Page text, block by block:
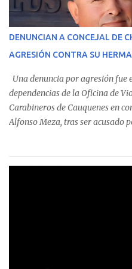
operaciones. Asimismo, se
corresponde a un funcionario
detectaron incumplimientos a
precisa que la mayor cantidad
Talca, donde...
DENUNCIAN A CONCEJAL DE
AGRESIÓN CONTRA SU
Una denuncia por agresión fue
dependencias de la Oficina de
Carabineros de Cauquenes en
Alfonso Meza, tras ser acusado
relató que los hechos ocurrieron
trabajadores, el edil descendió